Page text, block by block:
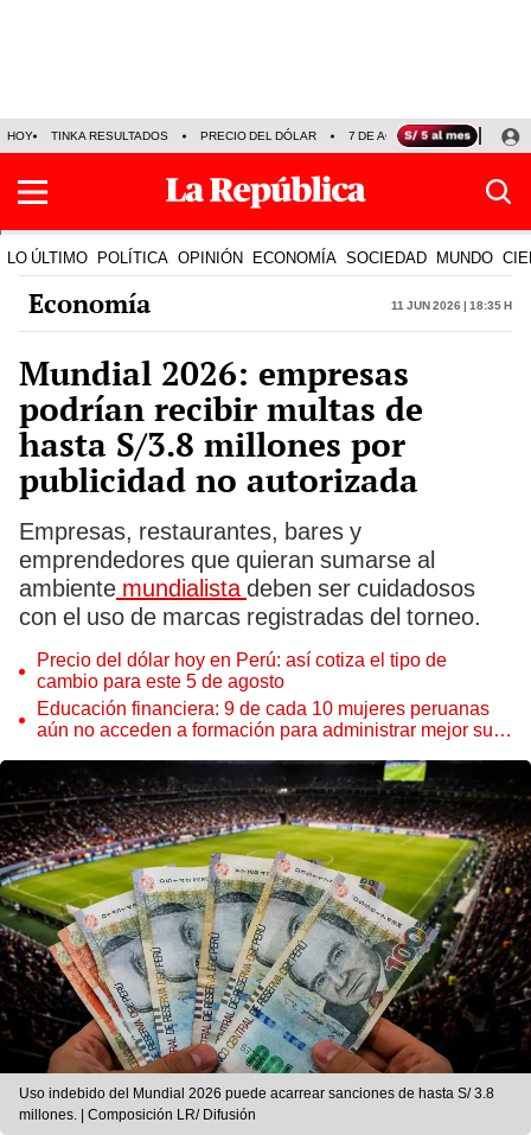
HOY TINKA RESULTADOS PRECIO DEL DÓLAR 7 DE AGOSTO OLLANTA
LO ÚLTIMO POLÍTICA OPINIÓN ECONOMÍA SOCIEDAD MUNDO
Economía 11 Jun 2026 | 18:35 h
Mundial 2026: empresas
podrían recibir multas de
hasta S/3.8 millones por
publicidad no autorizada
Empresas, restaurantes, bares y
emprendedores que quieran sumarse al
ambiente mundialistadeben ser cuidadosos
con el uso de marcas registradas del torneo.
Precio del dólar hoy en Perú: así cotiza el tipo de
cambio para este 5 de agosto
Educación financiera: 9 de cada 10 mujeres peruanas
aún no acceden a formación para administrar mejor su
Uso indebido del Mundial 2026 puede acarrear sanciones de hasta S/ 3.8
millones. | Composición LR/ Difusión